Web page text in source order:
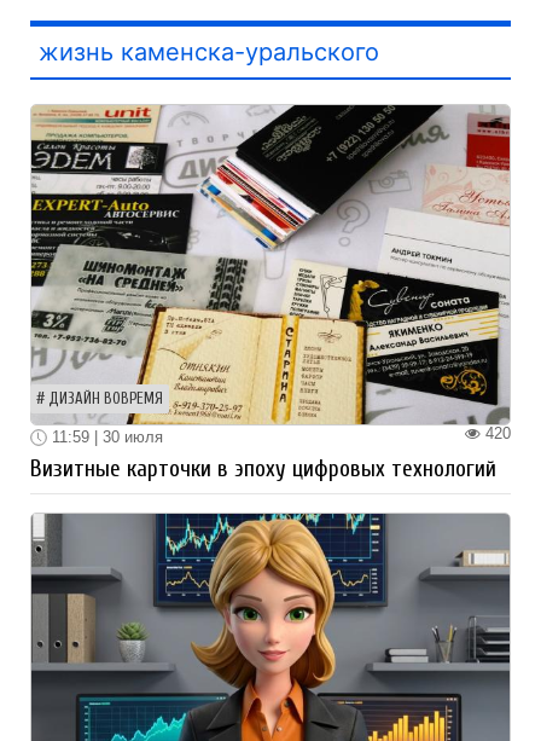
жизнь каменска-уральского
ДИЗАЙН ВОВРЕМЯ
420
11:59 | 30 июля
Визитные карточки в эпоху цифровых технологий